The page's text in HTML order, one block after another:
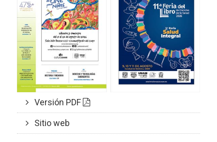
Versión PDF
Sitio web